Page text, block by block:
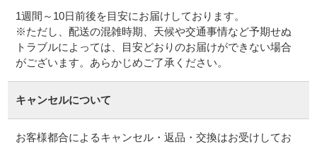
1週間～10日前後を目安にお届けしております。
※ただし、配送の混雑時期、天候や交通事情など予期せぬ
トラブルによっては、目安どおりのお届けができない場合
がございます。あらかじめご了承ください。
キャンセルについて
お客様都合によるキャンセル・返品・交換はお受けしてお